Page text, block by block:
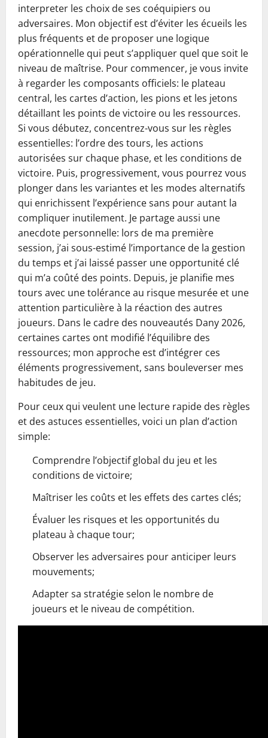
interpreter les choix de ses coéquipiers ou
adversaires. Mon objectif est d’éviter les écueils les
plus fréquents et de proposer une logique
opérationnelle qui peut s’appliquer quel que soit le
niveau de maîtrise. Pour commencer, je vous invite
à regarder les composants officiels: le plateau
central, les cartes d’action, les pions et les jetons
détaillant les points de victoire ou les ressources.
Si vous débutez, concentrez-vous sur les règles
essentielles: l’ordre des tours, les actions
autorisées sur chaque phase, et les conditions de
victoire. Puis, progressivement, vous pourrez vous
plonger dans les variantes et les modes alternatifs
qui enrichissent l’expérience sans pour autant la
compliquer inutilement. Je partage aussi une
anecdote personnelle: lors de ma première
session, j’ai sous-estimé l’importance de la gestion
du temps et j’ai laissé passer une opportunité clé
qui m’a coûté des points. Depuis, je planifie mes
tours avec une tolérance au risque mesurée et une
attention particulière à la réaction des autres
joueurs. Dans le cadre des nouveautés Dany 2026,
certaines cartes ont modifié l’équilibre des
ressources; mon approche est d’intégrer ces
éléments progressivement, sans bouleverser mes
habitudes de jeu.
Pour ceux qui veulent une lecture rapide des règles
et des astuces essentielles, voici un plan d’action
simple:
Comprendre l’objectif global du jeu et les
conditions de victoire;
Maîtriser les coûts et les effets des cartes clés;
Évaluer les risques et les opportunités du
plateau à chaque tour;
Observer les adversaires pour anticiper leurs
mouvements;
Adapter sa stratégie selon le nombre de
joueurs et le niveau de compétition.